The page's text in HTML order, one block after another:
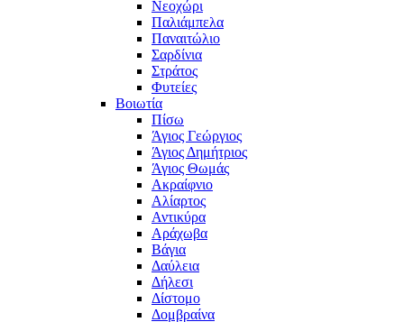
Νεοχώρι
Παλιάμπελα
Παναιτώλιο
Σαρδίνια
Στράτος
Φυτείες
Βοιωτία
Πίσω
Άγιος Γεώργιος
Άγιος Δημήτριος
Άγιος Θωμάς
Ακραίφνιο
Αλίαρτος
Αντικύρα
Αράχωβα
Βάγια
Δαύλεια
Δήλεσι
Δίστομο
Δομβραίνα